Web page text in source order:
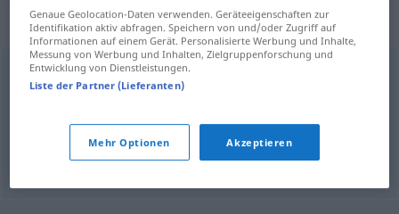
Synonyme für "demütigen"
erniedrigen,entwürdigen,
(sich) erniedrigen
Genaue Geolocation-Daten verwenden. Geräteeigenschaften zur
Identifikation aktiv abfragen. Speichern von und/oder Zugriff auf
Informationen auf einem Gerät. Personalisierte Werbung und Inhalte,
Messung von Werbung und Inhalten, Zielgruppenforschung und
Entwicklung von Dienstleistungen.
Liste der Partner (Lieferanten)
Mehr Optionen Akzeptieren